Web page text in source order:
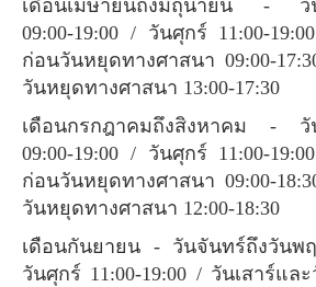
เดือนเมษายนถึงมิถุนายน - วันจันทร์ถึงวันพฤหัส
09:00-19:00 / วันศุกร์ 11:00-
ก่อนวันหยุดทางศาสนา 09:00-
วันหยุดทางศาสนา 13:00-17:30
เดือนกรกฎาคมถึงสิงหาคม - วันจันทร์ถึงวันพฤหัส
09:00-19:00 / วันศุกร์ 11:00-
ก่อนวันหยุดทางศาสนา 09:00-
วันหยุดทางศาสนา 12:00-18:30
เดือนกันยายน - วันจันทร์ถึงวันพฤหัส 09:00-19:00 /
วันศุกร์ 11:00-19:00 / วันเสาร์แล